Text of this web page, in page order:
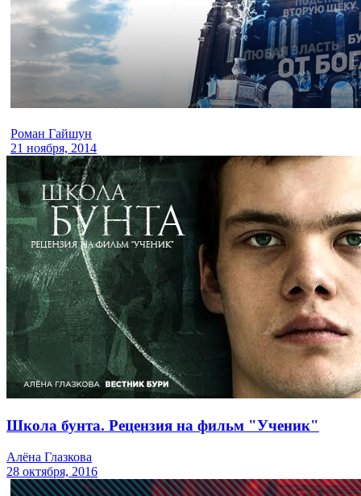
Роман Гайшун
21 ноября, 2014
Школа бунта. Рецензия на фильм "Ученик"
Алёна Глазкова
28 октября, 2016